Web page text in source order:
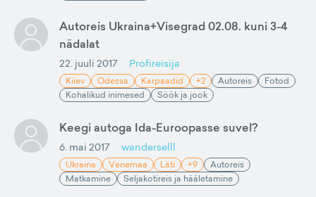
Autoreis Ukraina+Visegrad 02.08. kuni 3-4
nädalat
22. juuli 2017 Profireisija
Kiiev Odessa Karpaadid +2 Autoreis
Fotod
Kohalikud inimesed
Söök ja jook
Keegi autoga Ida-Euroopasse suvel?
6. mai 2017 wanderselll
Ukraina Venemaa Läti +9
Autoreis
Matkamine
Seljakotireis ja hääletamine